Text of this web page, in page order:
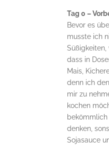
Tag 0 –
Bevor es
musste ich
dass in
Mais,
denn ich
mir zu
kochen
denken,
Sojasauce